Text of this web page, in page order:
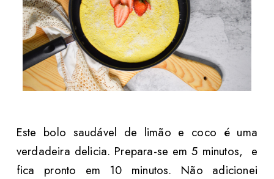
Este bolo saudável de limão e coco é uma
verdadeira delicia. Prepara-se em 5 minutos, e
fica pronto em 10 minutos. Não adicionei